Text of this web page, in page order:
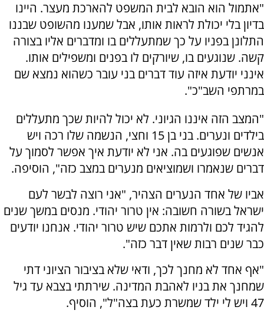
"אתמול הוא הובא לבית המשפט להארכת מעצר. היינו
בדיון בלי יכולת לראות אותו, אבל שמענו מהשופט שבננו
התלונן בפניו על כך שמתעללים בו ומדברים אליו בצורה
קשה. שנוגעים בו, שיורקים לו בפנים ומשפילים אותו.
אינני יודעת איזה עוד דברים בני עובר כשהוא נמצא שם
במרתפי השב"כ".
"המצב הזה איננו הגיוני. לא יכול להיות שכך מתעללים
בילדים ונערים. בני בן 15 וחצי, הנשמה שלו רכה ויש
אנשים שפוגעים בה. אני לא יודעת איך אפשר לסמוך על
דברים שנאמרו ושמוציאים מנערים במצב כזה", הוסיפה.
אביו של אחד הנערים הצהיר, "אני רוצה לבשר לעם
ישראל בשורה חשובה: אין טרור יהודי. מנסים במשך שנים
להגיד לכם ולרמות אתכם שיש טרור יהודי. אנחנו יודעים
כבר שנים רבות שאין דבר כזה".
"אף אחד לא מחנך לכך, ודאי שלא בציבור הציוני דתי
שמחנך את בניו לאהבת המדינה. שירתתי בצבא עד גיל
47 ויש לי ילד שמשרת כעת בצה"ל", הוסיף.